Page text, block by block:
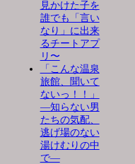
見かけた子を
誰でも「言い
なり」に出来
るチートアプ
リ〜
「こんな温泉
旅館、聞いて
ないっ！！」
―知らない男
たちの気配、
逃げ場のない
湯けむりの中
で―